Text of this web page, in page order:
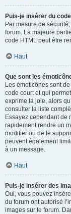
Puis-je insérer du
Par mesure de
forum. La majeure
code HTML peut être
Haut
Que sont les
Les émoticônes sont
code court et qui
exprime la joie, alors
consulter la liste
Essayez cependant de
rapidement rendre un
modifier ou de le
peuvent également
à un message.
Haut
Puis-je insérer des
Oui, vous pouvez
du forum ont autorisé
images sur le forum.